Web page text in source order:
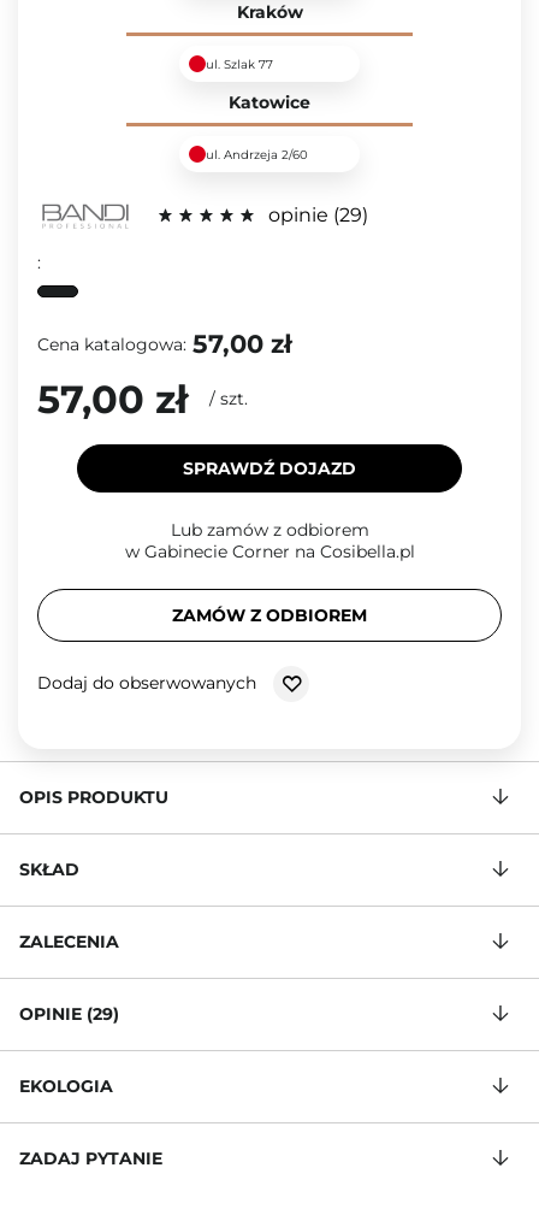
Kraków
ul. Szlak 77
Katowice
ul. Andrzeja 2/60
opinie 29
:
Cena katalogowa: 57,00 zł
57,00 zł / szt.
SPRAWDŹ DOJAZD
Lub zamów z odbiorem
w Gabinecie Corner na Cosibella.pl
ZAMÓW Z ODBIOREM
Dodaj do obserwowanych
OPIS PRODUKTU
SKŁAD
ZALECENIA
OPINIE (29)
EKOLOGIA
ZADAJ PYTANIE